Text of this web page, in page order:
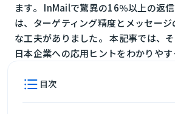
ます。 InMailで驚異の16％以上の返
は、ターゲティング精度とメッセー
な工夫がありました。 本記事では、
日本企業への応用ヒントをわかりやす
目次